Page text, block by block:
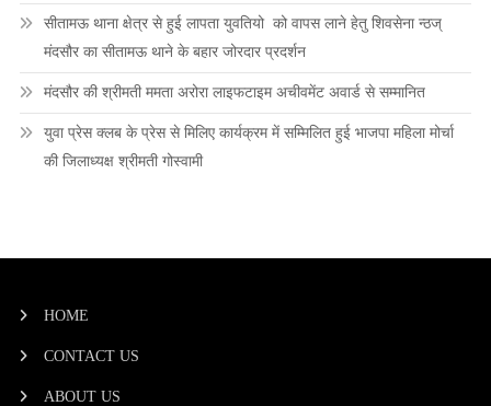
सीतामऊ थाना क्षेत्र से हुई लापता युवतियो को वापस लाने हेतु शिवसेना न्ठज्
मंदसौर का सीतामऊ थाने के बहार जोरदार प्रदर्शन
मंदसौर की श्रीमती ममता अरोरा लाइफटाइम अचीवमेंट अवार्ड से सम्मानित
युवा प्रेस क्लब के प्रेस से मिलिए कार्यक्रम में सम्मिलित हुई भाजपा महिला मोर्चा
की जिलाध्यक्ष श्रीमती गोस्वामी
HOME
CONTACT US
ABOUT US